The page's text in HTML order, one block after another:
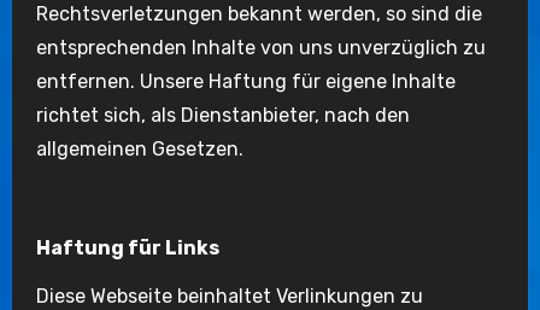
Rechtsverletzungen bekannt werden, so sind die
entsprechenden Inhalte von uns unverzüglich zu
entfernen. Unsere Haftung für eigene Inhalte
richtet sich, als Dienstanbieter, nach den
allgemeinen Gesetzen.
Haftung für Links
Diese Webseite beinhaltet Verlinkungen zu